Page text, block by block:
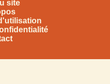
site